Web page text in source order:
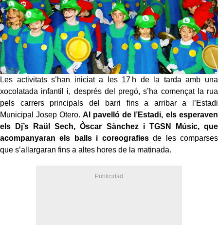
Les activitats s’han iniciat a les 17 h de la tarda amb una
xocolatada infantil i, després del pregó, s’ha començat la rua
pels carrers principals del barri fins a arribar a l’Estadi
Municipal Josep Otero. Al pavelló de l’Estadi, els esperaven
els Dj’s Raül Sech, Òscar Sànchez i TGSN Músic, que
acompanyaran els balls i coreografiesde les comparses
que s’allargaran fins a altes hores de la matinada.